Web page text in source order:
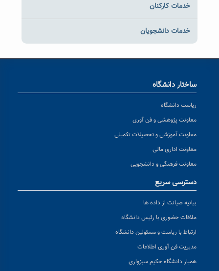
خدمات کارکنان
خدمات دانشجویان
ساختار دانشگاه
ریاست دانشگاه
معاونت پژوهشی و فن آوری
معاونت آموزشی و تحصیلات تکمیلی
معاونت اداری مالی
معاونت فرهنگی و دانشجویی
دسترسی سریع
بیانیه صیانت از داده ها
ملاقات حضوری با رئیس دانشگاه
ارتباط با ریاست و مسئولین دانشگاه
مدیریت فن آوری اطلاعات
همیار دانشگاه حکیم سبزواری